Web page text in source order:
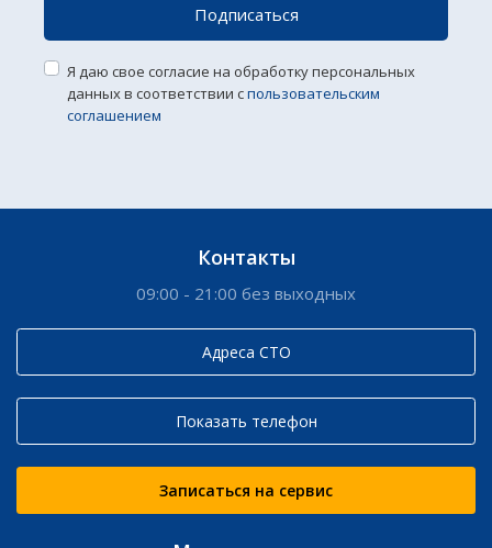
Подписаться
Я даю свое согласие на обработку персональных
данных в соответствии спользовательским
соглашением
Контакты
09:00 - 21:00 без выходных
Адреса СТО
Показать телефон
Записаться на сервис